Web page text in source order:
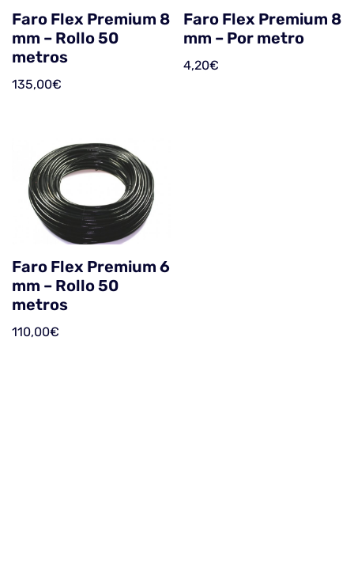
Faro Flex Premium 8
mm – Rollo 50
metros
135,00€
Faro Flex Premium 8
mm – Por metro
4,20€
Faro Flex Premium 6
mm – Rollo 50
metros
110,00€